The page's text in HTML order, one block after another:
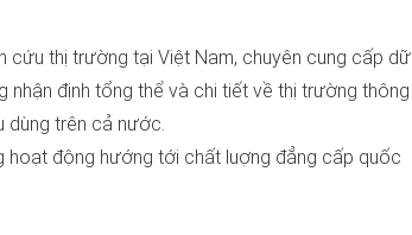
cứu thị trường tại Việt Nam, chuyên cung cấp dữ
nhận định tổng thể và chi tiết về thị trường thông
dùng trên cả nước.
hoạt động hướng tới chất luợng đẳng cấp quốc